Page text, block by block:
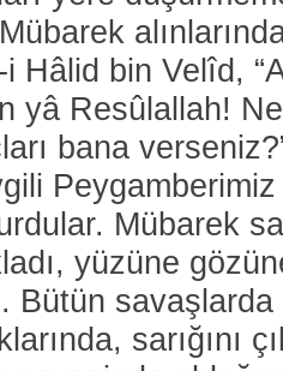
Hâlid bin Velîd,
yâ Resûlallah!
bana
Peygamberimiz
Mübarek
yüzüne
Bütün savaşlarda
sarığını